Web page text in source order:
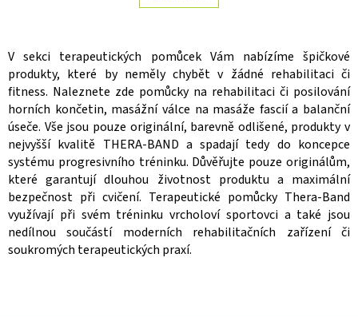
á
c
í
p
r
v
k
y
v
ý
p
i
s
u
k
n
í
V sekci terapeutických pomůcek Vám nabízíme špičkové
produkty, které by neměly chybět v žádné rehabilitaci či
fitness. Naleznete zde pomůcky na rehabilitaci či posilování
horních končetin, masážní válce na masáže fascií a balanční
úseče. Vše jsou pouze originální, barevně odlišené, produkty v
nejvyšší kvalitě THERA-BAND a spadají tedy do koncepce
systému progresivního tréninku. Důvěřujte pouze originálům,
které garantují dlouhou životnost produktu a maximální
bezpečnost při cvičení. Terapeutické pomůcky Thera-Band
využívají při svém tréninku vrcholoví sportovci a také jsou
nedílnou součástí moderních rehabilitačních zařízení či
soukromých terapeutických praxí.